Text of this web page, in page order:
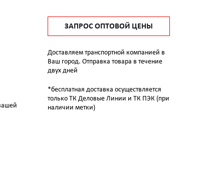
ЗАПРОС ОПТОВОЙ ЦЕНЫ
Доставляем транспортной компанией в
Ваш город. Отправка товара в течение
двух дней
*бесплатная доставка осуществляется
только ТК Деловые Линии и ТК ПЭК (при
наличии метки)